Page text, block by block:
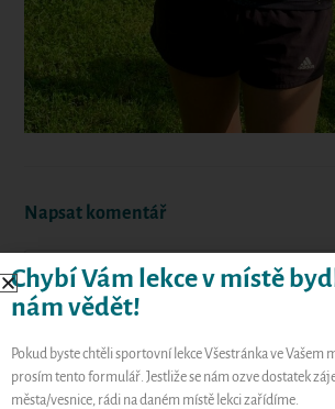
Napsat komentář
Chybí Vám lekce v místě
nám vědět!
Pokud byste chtěli sportovní lekce Všestránka ve Vašem
prosím tento formulář. Jestliže se nám ozve dostatek
města/vesnice, rádi na daném místě lekci zařídíme.